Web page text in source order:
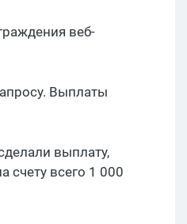
веб-
Выплаты
выплату,
счету всего 1 000